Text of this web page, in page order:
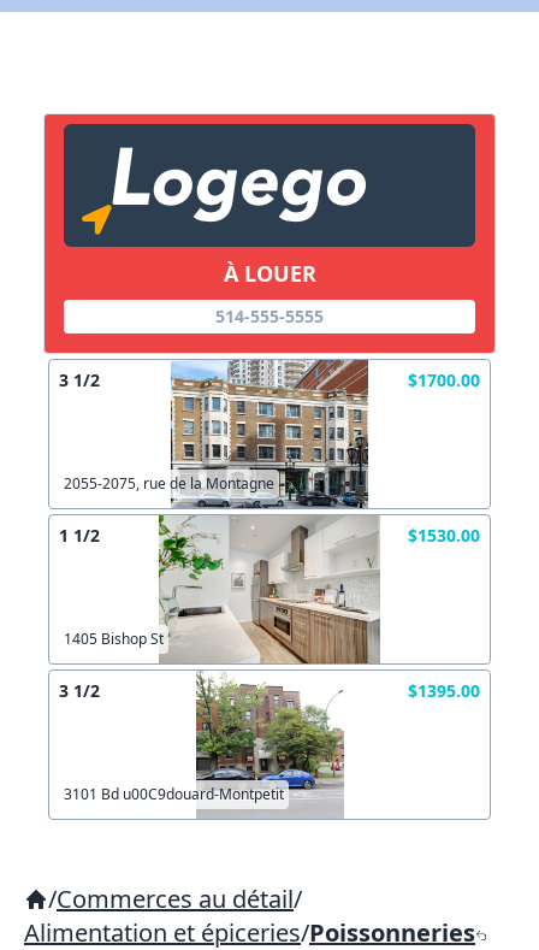
À LOUER
514-555-5555
3 1/2 $1700.00
2055-2075, rue de la Montagne
1 1/2 $1530.00
1405 Bishop St
3 1/2 $1395.00
3101 Bd u00C9douard-Montpetit
/Commerces au détail/
Alimentation et épiceries/Poissonneries
Lien vers inscription (sera inclus dans courriel)
Copier lien
X Fermer Envoyez